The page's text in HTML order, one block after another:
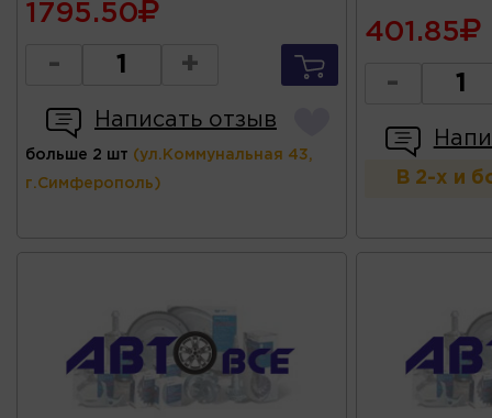
1795.50
- +
Написать отзыв
больше 2 шт (ул.Коммунальная 43,
г.Симферополь)
401.85
-
В 2-х и